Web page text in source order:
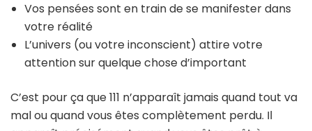
Vos pensées sont en train de se manifester dans
votre réalité
L’univers (ou votre inconscient) attire votre
attention sur quelque chose d’important
C’est pour ça que 111 n’apparaît jamais quand tout va
mal ou quand vous êtes complètement perdu. Il